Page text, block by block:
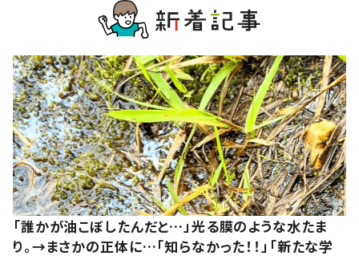
「誰かが油こぼしたんだと…」光る膜のような水たま
り。→まさかの正体に…「知らなかった！！」「新たな学